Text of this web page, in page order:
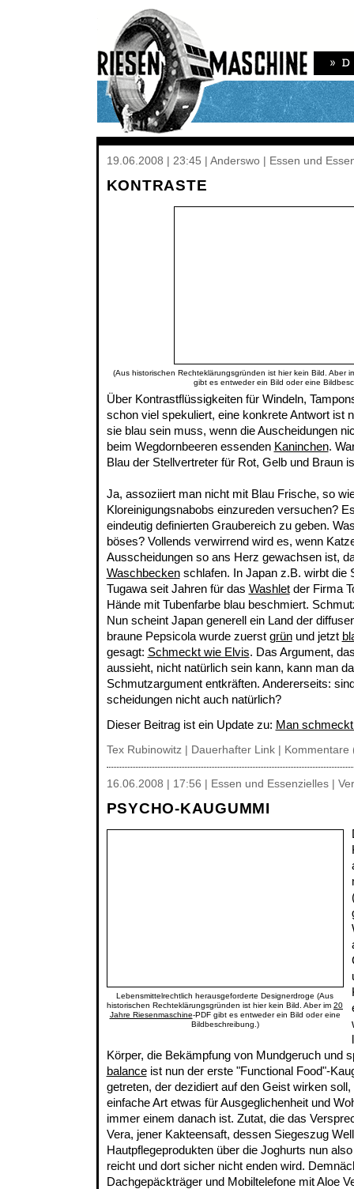
19.06.2008 | 23:45 | Anderswo | Essen und
KONTRASTE
(Aus historischen Rechteklärungsgründen ist hier kein Bild. Aber
gibt es entweder ein Bild oder eine
Über Kontrastflüssigkeiten für Windeln,
schon viel spekuliert, eine konkrete Antwort ist
sie blau sein muss, wenn die Auscheidungen
beim Wegdornbeeren essenden Kaninchen.
Blau der Stellvertreter für Rot, Gelb und Braun
Ja, assoziiert man nicht mit Blau Frische, so
Kloreinigungsnabobs einzureden versuchen?
eindeutig definierten Graubereich zu geben.
böses? Vollends verwirrend wird es, wenn
Ausscheidungen so ans Herz gewachsen ist,
Waschbeckenschlafen. In Japan z.B. wirbt die
Tugawa seit Jahren für das Washletder Firma
Hände mit Tubenfarbe blau beschmiert.
Nun scheint Japan generell ein Land der
braune Pepsicola wurde zuerst grünund jetzt
gesagt: Schmeckt wie Elvis. Das Argument,
aussieht, nicht natürlich sein kann, kann man
Schmutzargument entkräften. Andererseits:
scheidungen nicht auch natürlich?
Dieser Beitrag ist ein Update zu: Man
Tex Rubinowitz | Dauerhafter Link| Kommentare
16.06.2008 | 17:56 | Essen und Essenzielles |
PSYCHO-KAUGUMMI
Lebensmittelrechtlich herausgeforderte Designerdroge (Aus
historischen Rechteklärungsgründen ist hier kein Bild. Aber im 20
Jahre Riesenmaschine-PDF gibt es entweder ein Bild oder eine
Bildbeschreibung.)
Körper, die Bekämpfung von Mundgeruch und
balanceist nun der erste "Functional Food"-
getreten, der dezidiert auf den Geist wirken
einfache Art etwas für Ausgeglichenheit und
immer einem danach ist. Zutat, die das
Vera, jener Kakteensaft, dessen Siegeszug
Hautpflegeprodukten über die Joghurts nun
reicht und dort sicher nicht enden wird.
Dachgepäckträger und Mobiltelefone mit Aloe